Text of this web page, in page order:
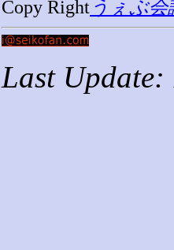
Copy Right うぇぶ会
Last Update: